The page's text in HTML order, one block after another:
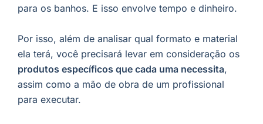
para os banhos. E isso envolve tempo e dinheiro.
Por isso, além de analisar qual formato e material
ela terá, você precisará levar em consideração os
produtos específicos que cada uma necessita,
assim como a mão de obra de um profissional
para executar.